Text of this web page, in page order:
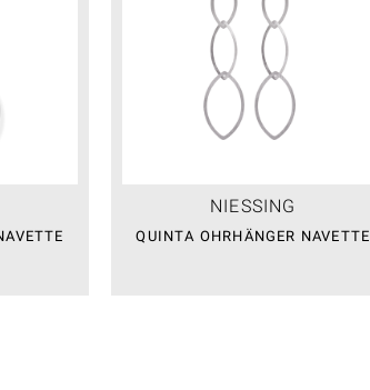
NIESSING
QUINTA OHRHÄNGER NAVETTE